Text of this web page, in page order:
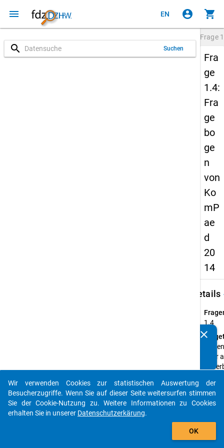
menu EN account_circle shopping_cart
search Suchen
Frage
Fra
ge
1.4:
Fra
ge
bo
ge
n
von
Ko
mP
ae
d
20
14
Details
1.4
Ihrer
bei
clear
auto_stories
add_shopping_cart
Wir verwenden Cookies zur statistischen Auswertung der
Besucherzugriffe. Wenn Sie auf dieser Seite weitersurfen stimmen
Sie der Cookie-Nutzung zu. Weitere Informationen zu Cookies
erhalten Sie in unserer Datenschutzerkärung.
OK